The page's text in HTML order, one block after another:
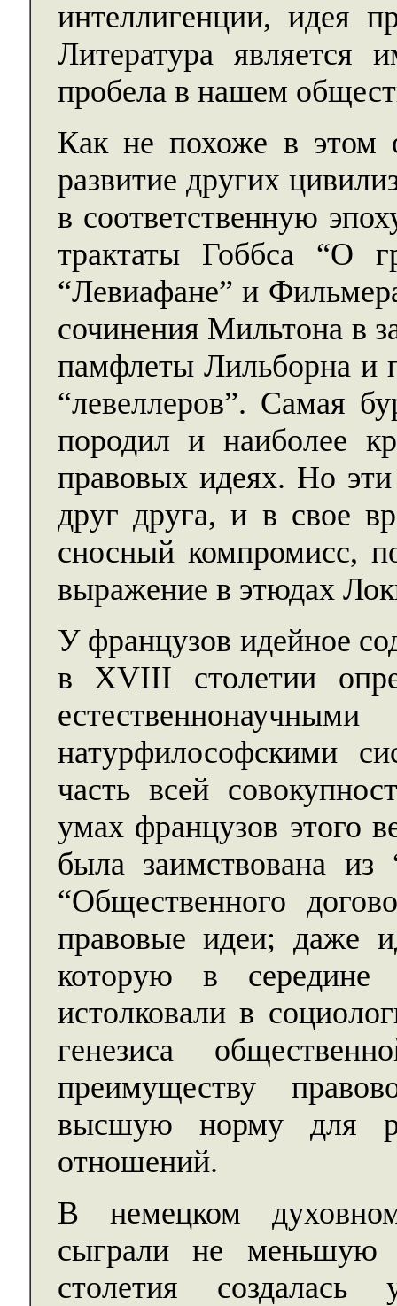
интеллигенции, идея
Литература является
пробела в нашем
Как не похоже в этом
развитие других
в соответственную
трактаты Гоббса “О
“Левиафане” и
сочинения Мильтона в
памфлеты Лильборна и
“левеллеров”. Самая
породил и наиболее
правовых идеях. Но
друг друга, и в свое
сносный компромисс,
выражение в этюдах
У французов идейное
в XVIII столетии
натурфилософскими
часть всей
умах французов этого
была заимствована
“Общественного
правовые идеи; даже
которую в середине
истолковали в
генезиса
преимуществу
высшую норму для
отношений.
В немецком
сыграли не
столетия создалась